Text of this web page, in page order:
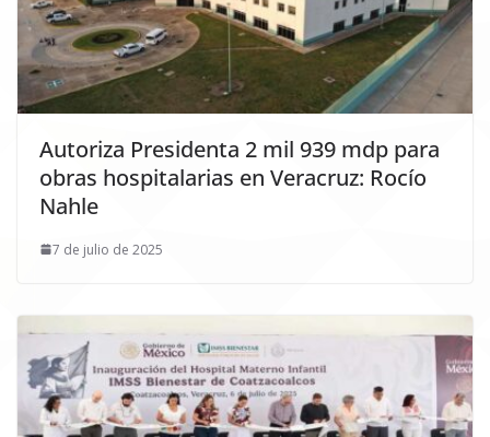
Autoriza Presidenta 2 mil 939 mdp para
obras hospitalarias en Veracruz: Rocío
Nahle
7 de julio de 2025